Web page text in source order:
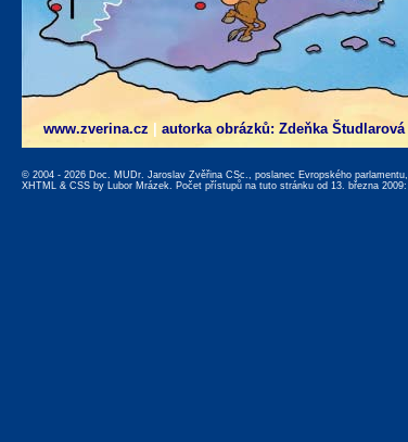
www.zverina.cz autorka obrázků: Zdeňka Študlarová
© 2004 - 2026 Doc. MUDr. Jaroslav Zvěřina CSc., poslanec Evropského parlamentu,
XHTML & CSS by Lubor Mrázek. Počet přístupů na tuto stránku od 13. března 2009: